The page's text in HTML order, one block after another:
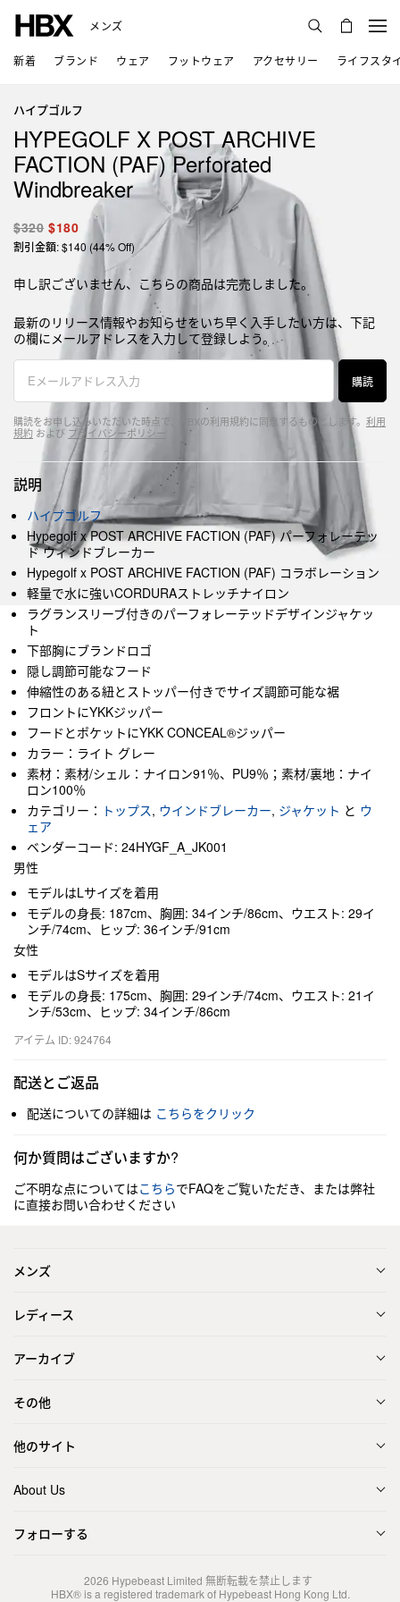
メンズ
新着 ブランド ウェア フットウェア アクセサリー ライフスタ
ハイプゴルフ
HYPEGOLF X POST ARCHIVE
FACTION (PAF) Perforated
Windbreaker
$320 $180
割引金額: $140 (44% Off)
申し訳ございません、こちらの商品は完売しました。
最新のリリース情報やお知らせをいち早く入手したい方は、下記
の欄にメールアドレスを入力して登録しよう。
購読
購読をお申し込みいただいた時点で、HBXの利用規約に同意するものとします。 利用
規約 および プライバシーポリシー
説明
ハイプゴルフ
Hypegolf x POST ARCHIVE FACTION (PAF) パーフォレーテッ
ド ウィンドブレーカー
Hypegolf x POST ARCHIVE FACTION (PAF) コラボレーション
軽量で水に強いCORDURAストレッチナイロン
ラグランスリーブ付きのパーフォレーテッドデザインジャケッ
ト
下部胸にブランドロゴ
隠し調節可能なフード
伸縮性のある紐とストッパー付きでサイズ調節可能な裾
フロントにYKKジッパー
フードとポケットにYKK CONCEAL®ジッパー
カラー：ライト グレー
素材：素材/シェル：ナイロン91％、PU9％；素材/裏地：ナイ
ロン100％
カテゴリー： トップス, ウインドブレーカー, ジャケット と ウ
ェア
ベンダーコード: 24HYGF_A_JK001
男性
モデルはLサイズを着用
モデルの身長: 187cm、胸囲: 34インチ/86cm、ウエスト: 29イ
ンチ/74cm、ヒップ: 36インチ/91cm
女性
モデルはSサイズを着用
モデルの身長: 175cm、胸囲: 29インチ/74cm、ウエスト: 21イ
ンチ/53cm、ヒップ: 34インチ/86cm
アイテム ID: 924764
配送とご返品
配送についての詳細は こちらをクリック
何か質問はございますか?
ご不明な点についてはこちらでFAQをご覧いただき、または弊社
に直接お問い合わせください
メンズ
レディース
アーカイブ
その他
他のサイト
About Us
フォローする
2026 Hypebeast Limited 無断転載を禁止します
HBX® is a registered trademark of Hypebeast Hong Kong Ltd.